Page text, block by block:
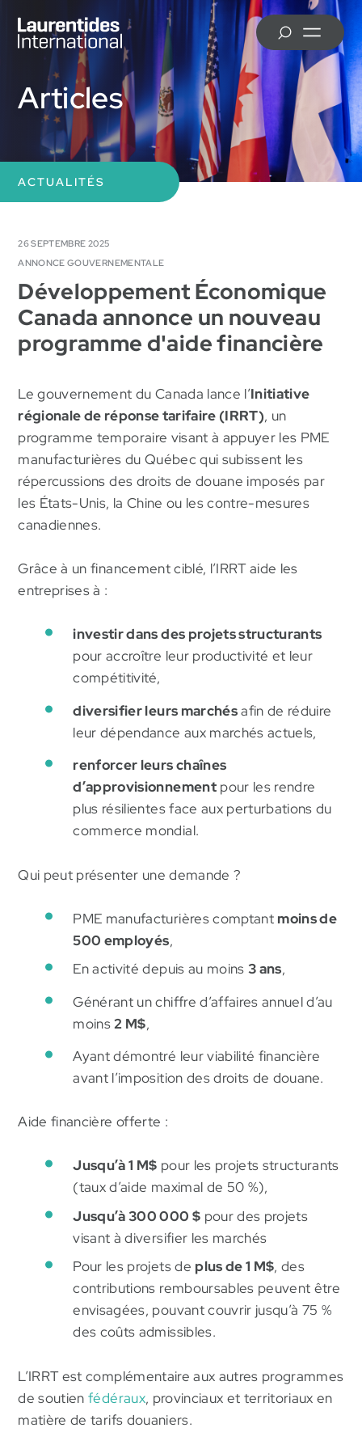
Ville de Mirabel
MRC d’Antoine-Labelle
MRC d’Argenteuil
MRC Deux-Montagnes
Articles
ACTUALITÉS
26 SEPTEMBRE 2025
ANNONCE GOUVERNEMENTALE
Développement Économique
Canada annonce un nouveau
programme d'aide financière
Le gouvernement du Canada lance l’Initiative
régionale de réponse tarifaire (IRRT), un
programme temporaire visant à appuyer les PME
manufacturières du Québec qui subissent les
répercussions des droits de douane imposés par
les États-Unis, la Chine ou les contre-mesures
canadiennes.
Grâce à un financement ciblé, l’IRRT aide les
entreprises à :
investir dans des projets structurants
pour accroître leur productivité et leur
compétitivité,
diversifier leurs marchésafin de réduire
leur dépendance aux marchés actuels,
renforcer leurs chaînes
d’approvisionnementpour les rendre
plus résilientes face aux perturbations du
commerce mondial.
Qui peut présenter une demande ?
PME manufacturières comptant moins de
500 employés,
En activité depuis au moins 3 ans,
Générant un chiffre d’affaires annuel d’au
moins2 M$,
Ayant démontré leur viabilité financière
avant l’imposition des droits de douane.
Aide financière offerte :
Jusqu’à 1 M$ pour les projets structurants
(taux d’aide maximal de 50 %),
Jusqu’à 300 000 $ pour des projets
visant à diversifier les marchés
Pour les projets de plus de 1 M$, des
contributions remboursables peuvent être
envisagées, pouvant couvrir jusqu’à 75 %
des coûts admissibles.
L’IRRT est complémentaire aux autres programmes
de soutienfédéraux, provinciaux et territoriaux en
matière de tarifs douaniers.